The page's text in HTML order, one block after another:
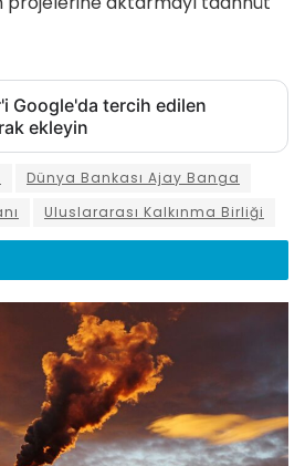
Google'da tercih edilen
ekleyin
Dünya Bankası Ajay Banga
Uluslararası Kalkınma Birliği